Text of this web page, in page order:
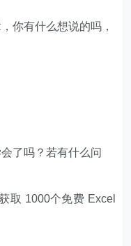
你有什么想说的吗，
了吗？若有什么问
取 1000个免费 Excel